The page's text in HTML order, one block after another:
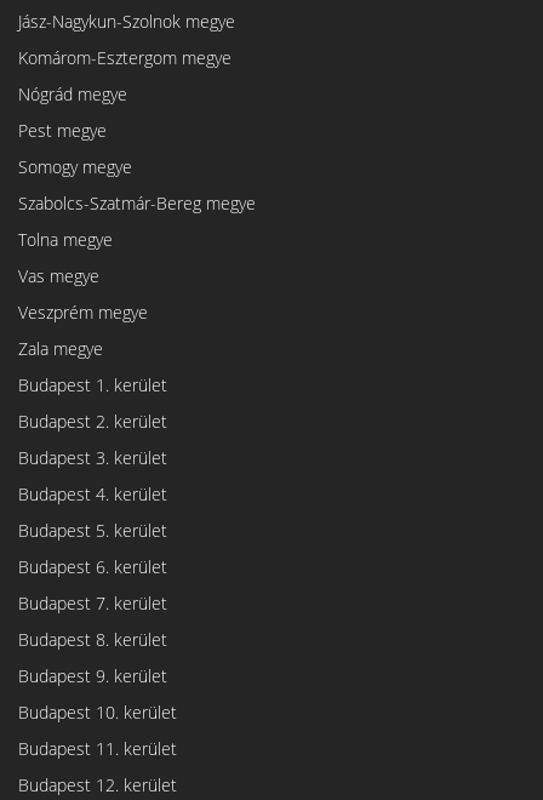
Jász-Nagykun-Szolnok megye
Komárom-Esztergom megye
Nógrád megye
Pest megye
Somogy megye
Szabolcs-Szatmár-Bereg megye
Tolna megye
Vas megye
Veszprém megye
Zala megye
Budapest 1. kerület
Budapest 2. kerület
Budapest 3. kerület
Budapest 4. kerület
Budapest 5. kerület
Budapest 6. kerület
Budapest 7. kerület
Budapest 8. kerület
Budapest 9. kerület
Budapest 10. kerület
Budapest 11. kerület
Budapest 12. kerület